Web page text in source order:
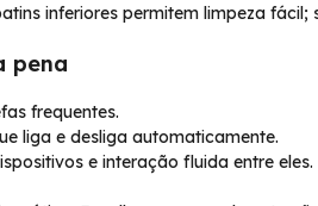
inferiores permitem limpeza
pena
frequentes.
liga e desliga automaticamente.
e interação fluida entre eles.